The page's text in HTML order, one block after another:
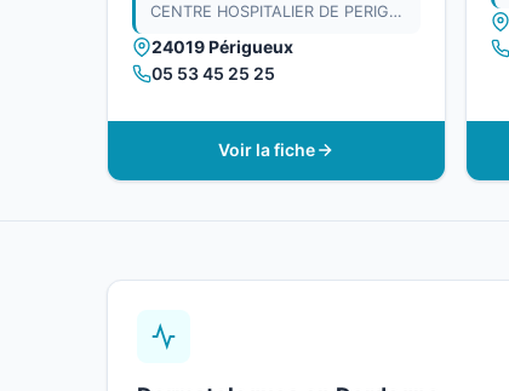
CENTRE HOSPITALIER DE PERIGUEUX
24019 Périgueux
05 53 45 25 25
Voir la fiche